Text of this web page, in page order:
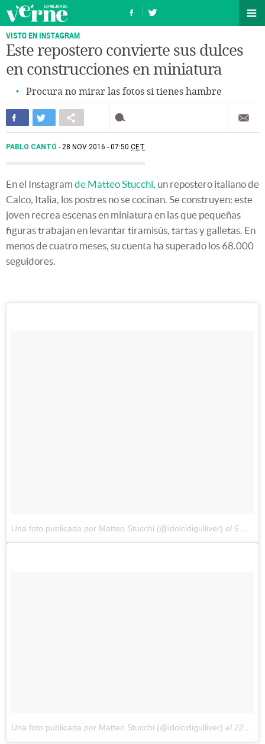
VISTO EN INSTAGRAM
Este repostero convierte sus dulces
en construcciones en miniatura
Procura no mirar las fotos si tienes hambre
PABLO CANTÓ 28 NOV 2016 - 07:50 CET
En el Instagram de Matteo Stucchi, un repostero italiano de
Calco, Italia, los postres no se cocinan. Se construyen: este
joven recrea escenas en miniatura en las que pequeñas
figuras trabajan en levantar tiramisús, tartas y galletas. En
menos de cuatro meses, su cuenta ha superado los 68.000
seguidores.
Una foto publicada por Matteo Stucchi (@idolcidigulliver) el 5 de Sep de 2016 a la(s) 11:26 PDT
Una foto publicada por Matteo Stucchi (@idolcidigulliver) el 22 de Ago de 2016 a la(s) 12:19 PDT